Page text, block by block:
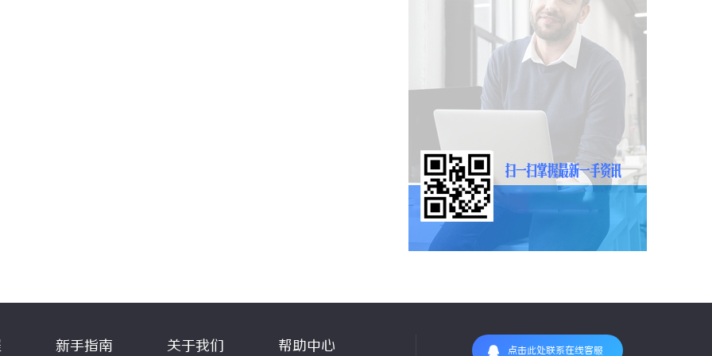
新手指南 关于我们 帮助中心 点击此处联系在线客服